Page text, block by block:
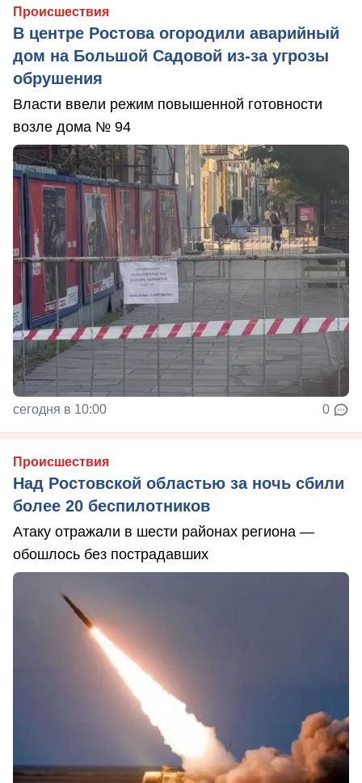
Происшествия
В центре Ростова огородили аварийный
дом на Большой Садовой из-за угрозы
обрушения
Власти ввели режим повышенной готовности
возле дома № 94
сегодня в 10:00 0
Происшествия
Над Ростовской областью за ночь сбили
более 20 беспилотников
Атаку отражали в шести районах региона —
обошлось без пострадавших